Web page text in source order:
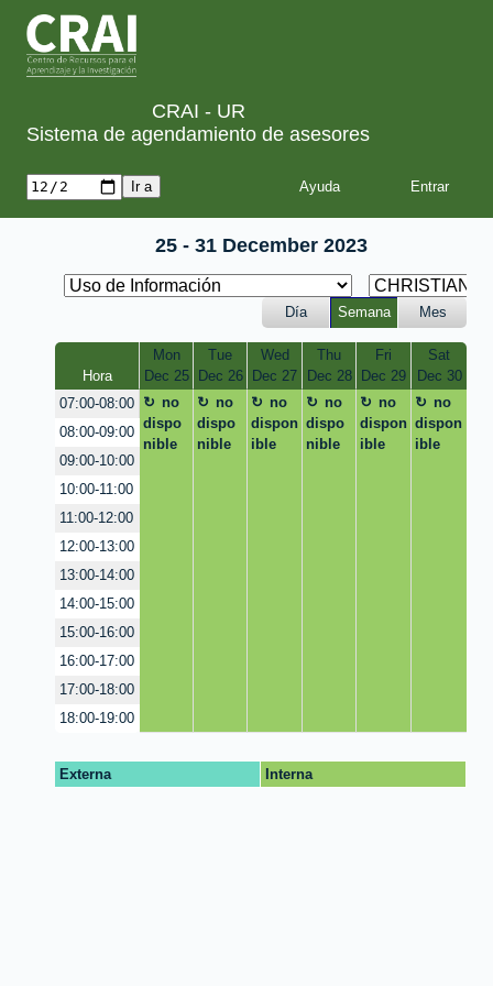
CRAI - UR
Sistema de agendamiento de asesores
Ayuda
25 - 31 December 2023
Día Semana Mes
Hora
Mon
Dec 25
Tue
Dec 26
Wed
Dec 27
Thu
Dec 28
Fri
Dec 29
Sat
Dec 30
07:00-08:00
no
dispo
nible
no
dispo
nible
no
dispon
ible
no
dispo
nible
no
dispon
ible
no
dispon
ible
08:00-09:00
09:00-10:00
10:00-11:00
11:00-12:00
12:00-13:00
13:00-14:00
14:00-15:00
15:00-16:00
16:00-17:00
17:00-18:00
18:00-19:00
Externa Interna